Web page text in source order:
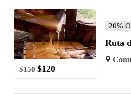
$150 $120
20%
Ruta